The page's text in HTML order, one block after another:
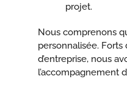
projet.
Nous comprenons
personnalisée.
d’entreprise, nous
l’accompagnement